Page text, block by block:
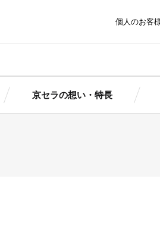
個人のお客
京セラの想い・特長